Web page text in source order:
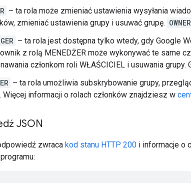
– ta rola może zmieniać ustawienia wysyłania
zmieniać ustawienia grupy i usuwać grupę. OWNER
– ta rola jest dostępna tylko wtedy, gdy Google
z rolą MENEDŻER może wykonywać te same
członkom roli WŁAŚCICIEL i usuwania
– ta rola umożliwia subskrybowanie grupy,
Więcej informacji o rolach członków znajdziesz w
JSON
zwraca kod stanu HTTP 200 i informacje o